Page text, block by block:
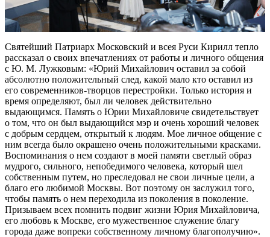
Святейший Патриарх Московский и всея Руси Кирилл тепло
рассказал о своих впечатлениях от работы и личного общения
с Ю. М. Лужковым: «Юрий Михайлович оставил за собой
абсолютно положительный след, какой мало кто оставил из
его современников-творцов перестройки. Только история и
время определяют, был ли человек действительно
выдающимся. Память о Юрии Михайловиче свидетельствует
о том, что он был выдающийся мэр и очень хороший человек
с добрым сердцем, открытый к людям. Мое личное общение с
ним всегда было окрашено очень положительными красками.
Воспоминания о нем создают в моей памяти светлый образ
мудрого, сильного, непобедимого человека, который шел
собственным путем, но преследовал не свои личные цели, а
благо его любимой Москвы. Вот поэтому он заслужил того,
чтобы память о нем переходила из поколения в поколение.
Призываем всех помнить подвиг жизни Юрия Михайловича,
его любовь к Москве, его мужественное служение благу
города даже вопреки собственному личному благополучию».